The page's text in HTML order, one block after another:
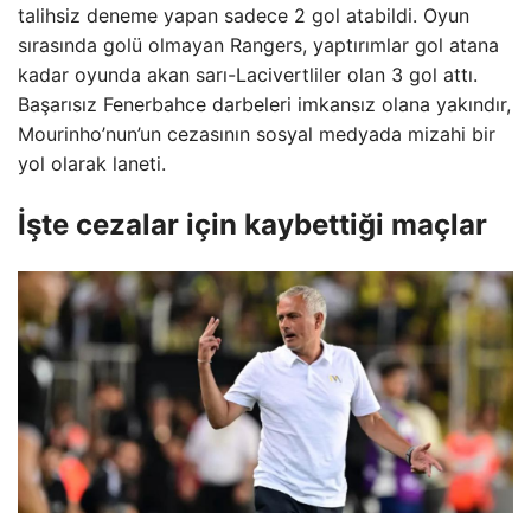
talihsiz deneme yapan sadece 2 gol atabildi. Oyun
sırasında golü olmayan Rangers, yaptırımlar gol atana
kadar oyunda akan sarı-Lacivertliler olan 3 gol attı.
Başarısız Fenerbahce darbeleri imkansız olana yakındır,
Mourinho’nun’un cezasının sosyal medyada mizahi bir
yol olarak laneti.
İşte cezalar için kaybettiği maçlar